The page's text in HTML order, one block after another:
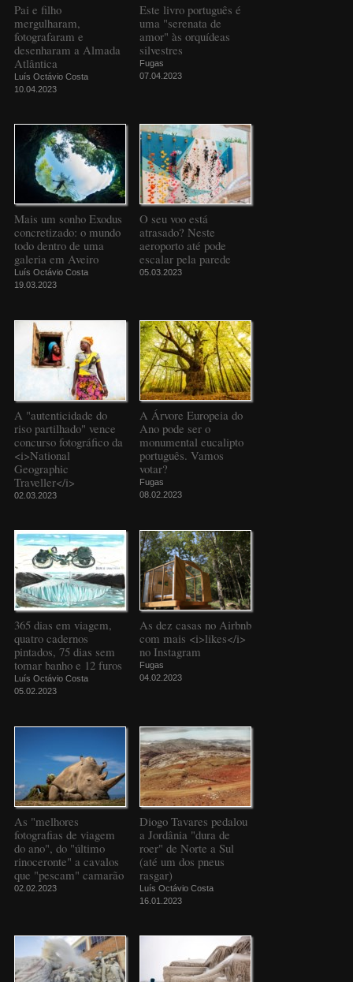
Pai e filho
mergulharam,
fotografaram e
desenharam a Almada
Atlântica
Luís Octávio Costa
10.04.2023
Este livro português é
uma "serenata de
amor" às orquídeas
silvestres
Fugas
07.04.2023
Mais um sonho Exodus
concretizado: o mundo
todo dentro de uma
galeria em Aveiro
Luís Octávio Costa
19.03.2023
O seu voo está
atrasado? Neste
aeroporto até pode
escalar pela parede
05.03.2023
A "autenticidade do
riso partilhado" vence
concurso fotográfico da
<i>National
Geographic
Traveller</i>
02.03.2023
A Árvore Europeia do
Ano pode ser o
monumental eucalipto
português. Vamos
votar?
Fugas
08.02.2023
365 dias em viagem,
quatro cadernos
pintados, 75 dias sem
tomar banho e 12 furos
Luís Octávio Costa
05.02.2023
As dez casas no Airbnb
com mais <i>likes</i>
no Instagram
Fugas
04.02.2023
As "melhores
fotografias de viagem
do ano", do "último
rinoceronte" a cavalos
que "pescam" camarão
02.02.2023
Diogo Tavares pedalou
a Jordânia "dura de
roer" de Norte a Sul
(até um dos pneus
rasgar)
Luís Octávio Costa
16.01.2023